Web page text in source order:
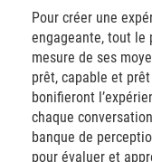
Pour créer une
engageante, tout le
mesure de ses
prêt, capable et
bonifieront
chaque
banque de
pour évaluer et